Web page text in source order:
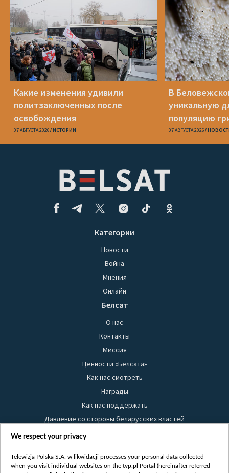
Какие изменения удивили
политзаключенных после
освобождения
07 АВГУСТА 2026 ИСТОРИИ
В
уникальную
популяцию
07 АВГУСТА 2026
Категории
Новости
Война
Мнения
Онлайн
Белсат
О нас
Контакты
Миссия
Ценности «Белсата»
Как нас смотреть
Награды
Как нас поддержать
Давление со стороны беларусских властей
Правила использования материалов
Безопасность
We respect your privacy
Telewizja Polska S.A. w likwidacji processes your personal data collected
when you visit individual websites on the tvp.pl Portal (hereinafter referred